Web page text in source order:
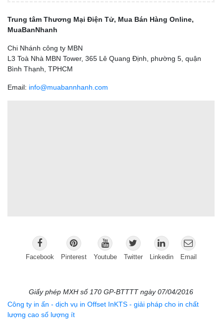
Trung tâm Thương Mại Điện Tử, Mua Bán Hàng Online,
MuaBanNhanh
Chi Nhánh công ty MBN
L3 Toà Nhà MBN Tower, 365 Lê Quang Định, phường 5, quận
Bình Thạnh, TPHCM
Email: info@muabannhanh.com
Facebook Pinterest Youtube Twitter Linkedin Email
Giấy phép MXH số 170 GP-BTTTT ngày 07/04/2016
Công ty in ấn - dịch vụ in Offset InKTS - giải pháp cho in chất
lượng cao số lượng ít